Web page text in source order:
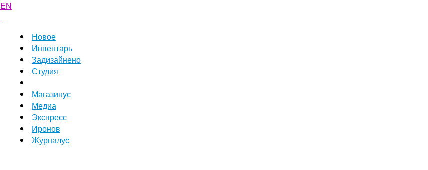
EN
Новое
Инвентарь
Задизайнено
Студия
Магазинус
Медиа
Экспресс
Иронов
Журналус